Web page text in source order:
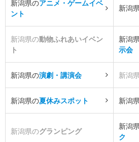
新潟県のアニメ・ゲームイベ
ント
新潟
新潟県の動物ふれあいイベン
ト
新潟
示会
新潟県の演劇・講演会 新潟
新潟県の夏休みスポット 新潟
新潟県のグランピング
新潟
ク